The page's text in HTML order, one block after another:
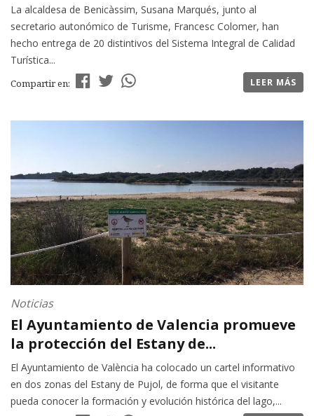
La alcaldesa de Benicàssim, Susana Marqués, junto al
secretario autonómico de Turisme, Francesc Colomer, han
hecho entrega de 20 distintivos del Sistema Integral de Calidad
Turística...
Compartir en: LEER MÁS
Noticias
El Ayuntamiento de Valencia promueve
la protección del Estany de...
El Ayuntamiento de València ha colocado un cartel informativo
en dos zonas del Estany de Pujol, de forma que el visitante
pueda conocer la formación y evolución histórica del lago,...